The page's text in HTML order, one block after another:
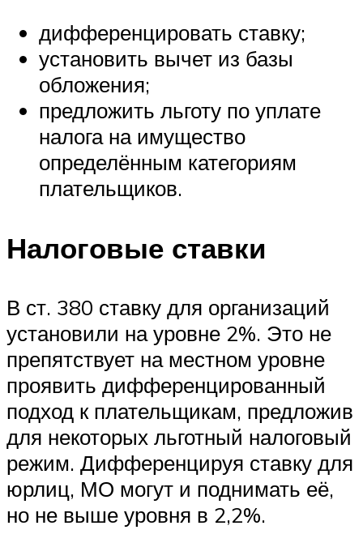
дифференцировать ставку;
установить вычет из базы
обложения;
предложить льготу по уплате
налога на имущество
определённым категориям
плательщиков.
Налоговые ставки
В ст. 380 ставку для организаций
установили на уровне 2%. Это не
препятствует на местном уровне
проявить дифференцированный
подход к плательщикам, предложив
для некоторых льготный налоговый
режим. Дифференцируя ставку для
юрлиц, МО могут и поднимать её,
но не выше уровня в 2,2%.